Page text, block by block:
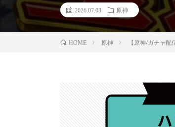
2026.07.03 原神
HOME 原神 【原神/ガチャ